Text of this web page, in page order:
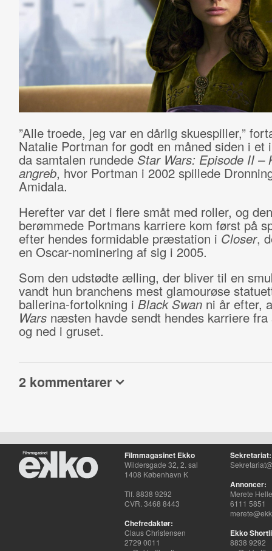
”Alle troede, jeg var en dårlig skuespiller,”
Natalie Portman for godt en måned siden i et
da samtalen rundedeStar Wars: Episode II –
angreb, hvor Portman i 2002 spillede
Amidala.
Herefter var det i flere småt med roller, og
berømmede Portmans karriere kom først på
efter hendes formidable præstation i Closer,
en Oscar-nominering af sig i 2005.
Som den udstødte ælling, der bliver til en
vandt hun branchens mest glamourøse
ballerina-fortolkning i Black Swan ni år efter,
Wars næsten havde sendt hendes karriere fra
og ned i gruset.
2 kommentarer
Filmmagasinet Ekko
Wildersgade 32, 2. sal
1408 København K
Tlf. 8838 9292
CVR. 3468 8443
Chefredaktør:
Claus Christensen
2729 0011
Sekretariat:
Annoncer:
Merete
6111 5851
Ekko
8838 9292